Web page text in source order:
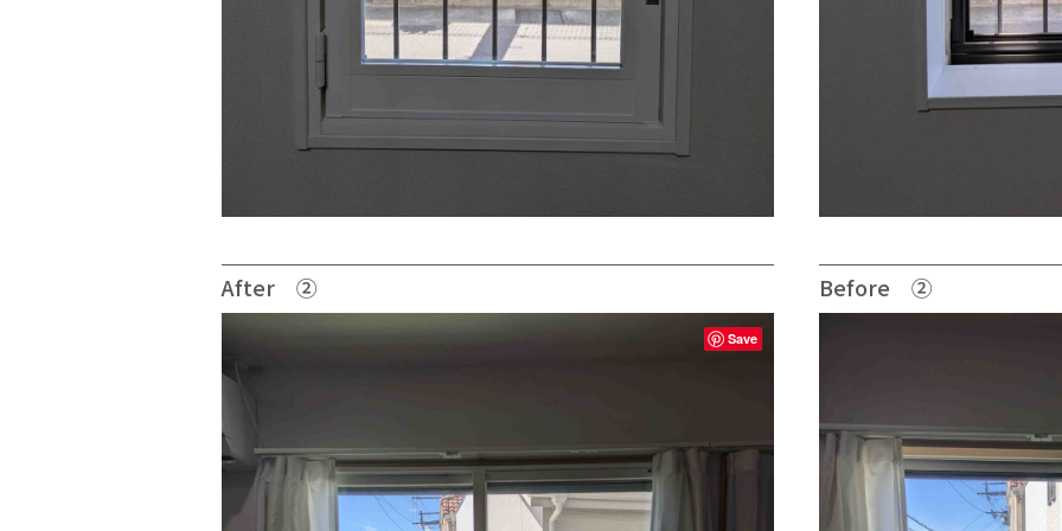
After ②
Save
Before ②